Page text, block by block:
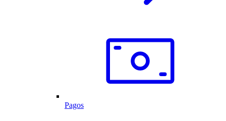
Pagos